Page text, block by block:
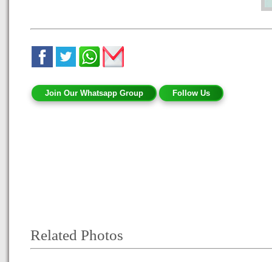
Join Our Whatsapp Group Follow Us
Related Photos